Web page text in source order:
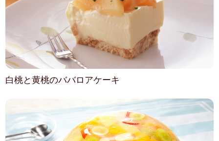
白桃と黄桃のババロアケーキ